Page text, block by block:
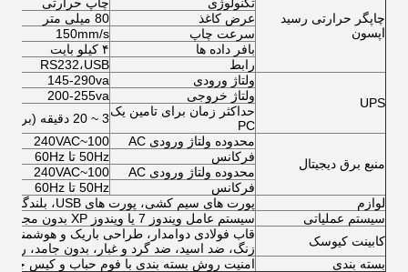
چاپگر حرارتی رسید
اپسون
عرض کاغذ
80 میلی متر
سرعت چاپ
150mm/s
بافر داده ها
۴ کیلو بایت
رابط
RS232،USB
UPS
ولتاژ ورودی
145-290va
ولتاژ خروجی
200-255va
حداکثر زمان برای تامین یک
PC
3 ~ 20 دقیقه (برای یک PC)
منبع برق دیجیتال
محدوده ولتاژ ورودی AC
100~240VAC
فرکانس
50Hz تا 60Hz
محدوده ولتاژ ورودی AC
100~240VAC
فرکانس
50Hz تا 60Hz
لوازم
پورت های سیم کشی، پورت های USB، بلندگوها، فن ها، کابل ها، پیچ ها و غیره
سیستم عملیاتی
سیستم عامل ویندوز 7 یا ویندوز XP بدون مجوز
کابینت کیوسک
قاب فولادی دوامدار، طراحی باریک و
زنگ، ضد اسید، ضد گرد و غبار، بدون جامد،
بسته بندی
امنیت روش بسته بندی با فوم حباب و کیس